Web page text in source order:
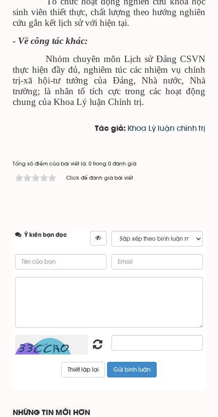
sinh viên thiết thực, chất lượng theo hướng nghiên
cứu gắn kết lịch sử với hiện tại.
- Về công tác khác:
Nhóm chuyên môn Lịch sử Đảng CSVN
thực hiện đầy đủ, nghiêm túc các nhiệm vụ chính
trị-xã hội-tư tưởng của Đảng, Nhà nước, Nhà
trường; là nhân tố tích cực trong các hoạt động
chung của Khoa Lý luận Chính trị.
Tác giả: Khoa Lý luận chính trị
Tổng số điểm của bài viết là: 0 trong 0 đánh giá
Click để đánh giá bài viết
Ý kiến bạn đọc
NHỮNG TIN MỚI HƠN